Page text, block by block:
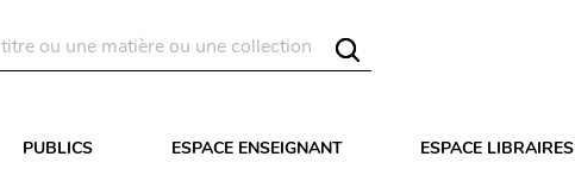
PUBLICS ESPACE ENSEIGNANT ESPACE LIBRAIRES